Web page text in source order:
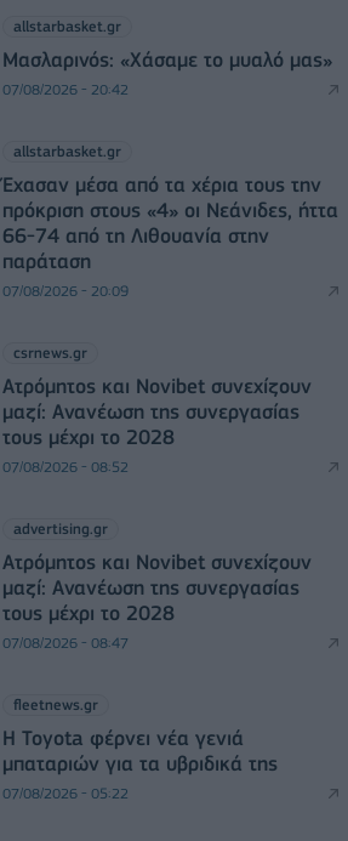
allstarbasket.gr
Μασλαρινός: «Χάσαμε το μυαλό μας»
07/08/2026 - 20:42
allstarbasket.gr
Έχασαν μέσα από τα χέρια τους την
πρόκριση στους «4» οι Νεάνιδες, ήττα
66-74 από τη Λιθουανία στην
παράταση
07/08/2026 - 20:09
csrnews.gr
Ατρόμητος και Novibet συνεχίζουν
μαζί: Ανανέωση της συνεργασίας
τους μέχρι το 2028
07/08/2026 - 08:52
advertising.gr
Ατρόμητος και Novibet συνεχίζουν
μαζί: Ανανέωση της συνεργασίας
τους μέχρι το 2028
07/08/2026 - 08:47
fleetnews.gr
Η Toyota φέρνει νέα γενιά
μπαταριών για τα υβριδικά της
07/08/2026 - 05:22